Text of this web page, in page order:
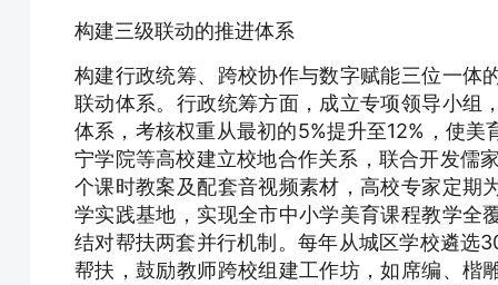
构建三级联动的推进体系
构建行政统筹、跨校协作与数字赋能三位一体
联动体系。行政统筹方面，成立专项领导小组
体系，考核权重从最初的5%提升至12%，使
宁学院等高校建立校地合作关系，联合开发儒
个课时教案及配套音视频素材，高校专家定期
学实践基地，实现全市中小学美育课程教学全
结对帮扶两套并行机制。每年从城区学校遴选
帮扶，鼓励教师跨校组建工作坊，如席编、楷